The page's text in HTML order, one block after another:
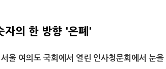
의 한 방향 '은폐'
울 여의도 국회에서 열린 인사청문회에서 눈을